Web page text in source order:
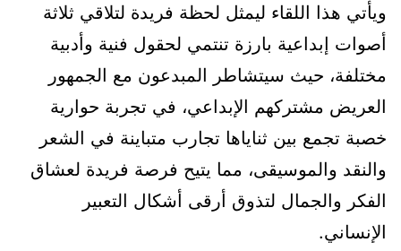
​ويأتي هذا اللقاء ليمثل لحظة فريدة لتلاقي ثلاثة
أصوات إبداعية بارزة تنتمي لحقول فنية وأدبية
مختلفة، حيث سيتشاطر المبدعون مع الجمهور
العريض مشتركهم الإبداعي، في تجربة حوارية
خصبة تجمع بين ثناياها تجارب متباينة في الشعر
والنقد والموسيقى، مما يتيح فرصة فريدة لعشاق
الفكر والجمال لتذوق أرقى أشكال التعبير
الإنساني.